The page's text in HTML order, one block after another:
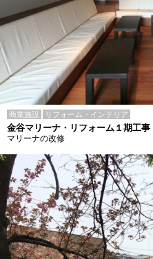
商業施設 リフォーム・インテリア
金谷マリーナ・リフォーム１期工事
マリーナの改修